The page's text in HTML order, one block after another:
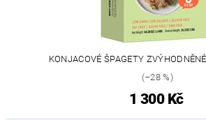
KONJACOVÉ ŠPAGETY
(–28 %)
1 300 Kč